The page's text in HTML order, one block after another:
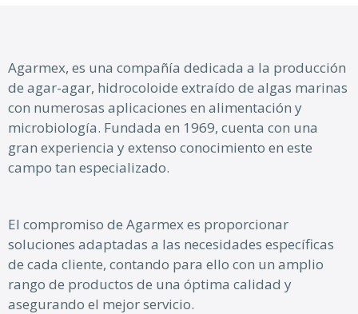
Agarmex, es una compañía dedicada a la producción
de agar-agar, hidrocoloide extraído de algas marinas
con numerosas aplicaciones en alimentación y
microbiología. Fundada en 1969, cuenta con una
gran experiencia y extenso conocimiento en este
campo tan especializado.
El compromiso de Agarmex es proporcionar
soluciones adaptadas a las necesidades específicas
de cada cliente, contando para ello con un amplio
rango de productos de una óptima calidad y
asegurando el mejor servicio.